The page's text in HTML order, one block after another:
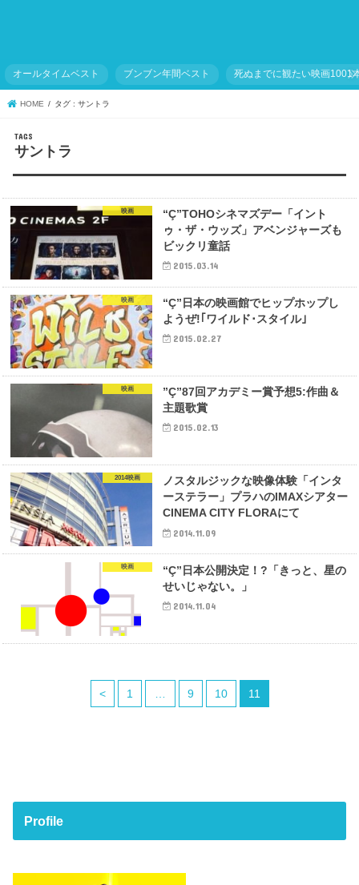
オールタイムベスト ブンブン年間ベスト 死ぬまでに観たい映画1001
HOME タグ : サントラ
サントラ
映画
“Ç”TOHOシネマズデー「イント
ゥ・ザ・ウッズ」アベンジャーズも
ビックリ童話
2015.03.14
映画
“Ç”日本の映画館でヒップホップし
ようぜ!｢ワイルド･スタイル｣
2015.02.27
映画
”Ç”87回アカデミー賞予想5:作曲＆
主題歌賞
2015.02.13
2014映画
ノスタルジックな映像体験「インタ
ーステラー」プラハのIMAXシアター
CINEMA CITY FLORAにて
2014.11.09
映画
“Ç”日本公開決定！?「きっと、星の
せいじゃない。」
2014.11.04
< 1 9 10 11
Profile